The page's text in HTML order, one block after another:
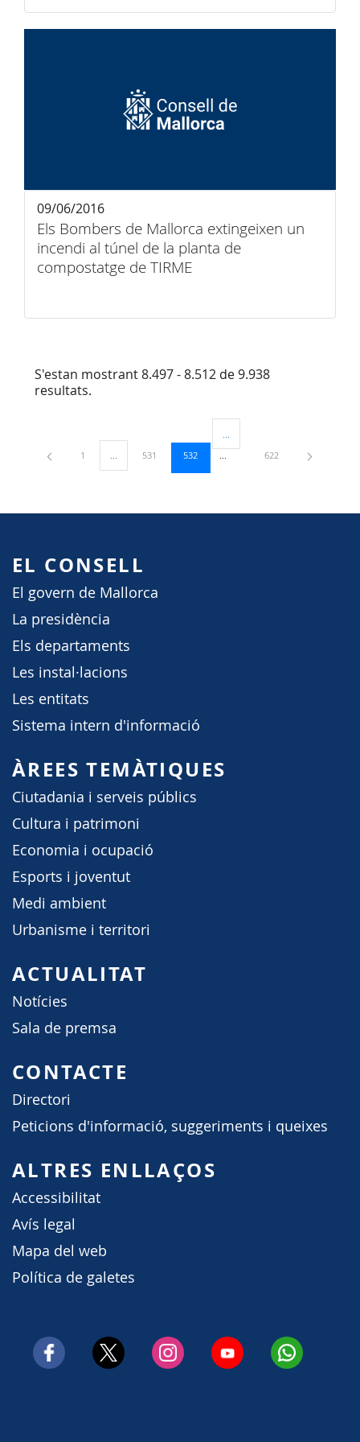
Els Bombers de Mallorca extingeixen un
incendi al túnel de la planta de
compostatge de TIRME
09/06/2016
S'estan mostrant 8.497 - 8.512 de 9.938
resultats.
Pàgina
1 ...Pàgines intermèdies Utilitzeu TAB per navegar.
Pàgina
531 Pàgina
532
Pàgines intermèdies Utilitzeu
Pàgina
622
EL CONSELL
El govern de Mallorca
La presidència
Els departaments
Les instal·lacions
Les entitats
Sistema intern d'informació
ÀREES TEMÀTIQUES
Ciutadania i serveis públics
Cultura i patrimoni
Economia i ocupació
Esports i joventut
Medi ambient
Urbanisme i territori
ACTUALITAT
Notícies
Sala de premsa
CONTACTE
Directori
Peticions d'informació, suggeriments i queixes
ALTRES ENLLAÇOS
Accessibilitat
Avís legal
Mapa del web
Política de galetes